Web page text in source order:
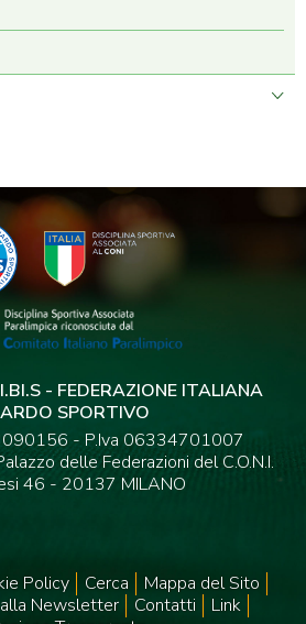
- FEDERAZIONE ITALIANA
SPORTIVO
- P.Iva 06334701007
delle Federazioni del C.O.N.I.
46 - 20137 MILANO
Policy Cerca
Mappa del Sito
Newsletter Contatti
Link